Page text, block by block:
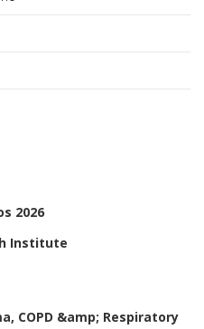
2026
Institute
COPD &amp; Respiratory